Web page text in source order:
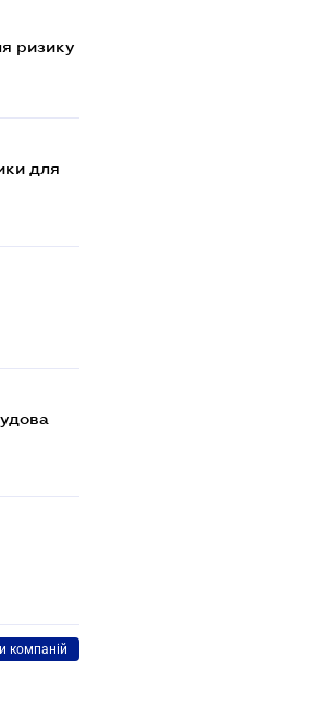
ризику
для
компаній